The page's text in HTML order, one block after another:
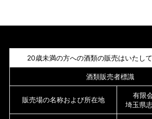
20歳未満の方への酒類の販売はいたして
酒類販売者標識
販売場の名称および所在地
有限
埼玉県